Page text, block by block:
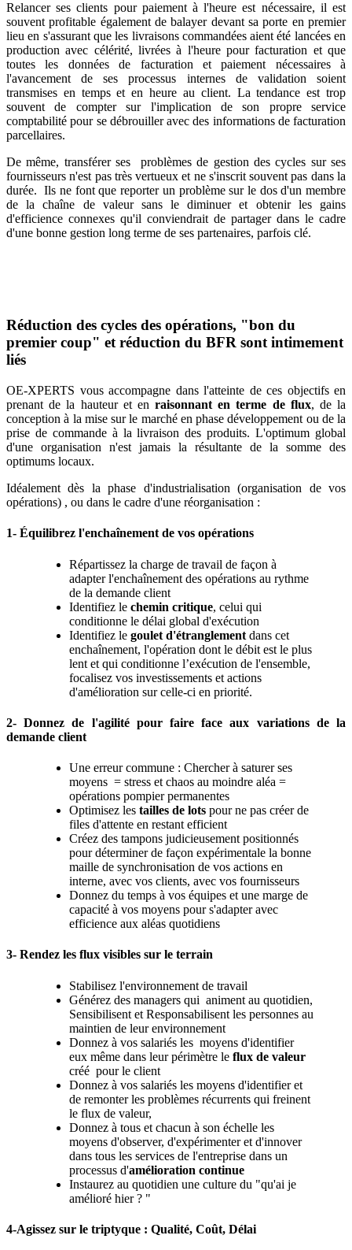
Relancer ses clients pour paiement à l'heure est nécessaire, il est
souvent profitable également de balayer devant sa porte en premier
lieu en s'assurant que les livraisons commandées aient été lancées en
production avec célérité, livrées à l'heure pour facturation et que
toutes les données de facturation et paiement nécessaires à
l'avancement de ses processus internes de validation soient
transmises en temps et en heure au client. La tendance est trop
souvent de compter sur l'implication de son propre service
comptabilité pour se débrouiller avec des informations de facturation
parcellaires.
De même, transférer ses problèmes de gestion des cycles sur ses
fournisseurs n'est pas très vertueux et ne s'inscrit souvent pas dans la
durée. Ils ne font que reporter un problème sur le dos d'un membre
de la chaîne de valeur sans le diminuer et obtenir les gains
d'efficience connexes qu'il conviendrait de partager dans le cadre
d'une bonne gestion long terme de ses partenaires, parfois clé.
Réduction des cycles des opérations, "bon du
premier coup" et réduction du BFR sont intimement
liés
OE-XPERTS vous accompagne dans l'atteinte de ces objectifs en
prenant de la hauteur et en raisonnant en terme de flux, de la
conception à la mise sur le marché en phase développement ou de la
prise de commande à la livraison des produits. L'optimum global
d'une organisation n'est jamais la résultante de la somme des
optimums locaux.
Idéalement dès la phase d'industrialisation (organisation de vos
opérations) , ou dans le cadre d'une réorganisation :
1- Équilibrez l'enchaînement de vos opérations
Répartissez la charge de travail de façon à
adapter l'enchaînement des opérations au rythme
de la demande client
Identifiez le chemin critique, celui qui
conditionne le délai global d'exécution
Identifiez le goulet d'étranglement dans cet
enchaînement, l'opération dont le débit est le plus
lent et qui conditionne l’exécution de l'ensemble,
focalisez vos investissements et actions
d'amélioration sur celle-ci en priorité.
2- Donnez de l'agilité pour faire face aux variations de la
demande client
Une erreur commune : Chercher à saturer ses
moyens = stress et chaos au moindre aléa =
opérations pompier permanentes
Optimisez les tailles de lots pour ne pas créer de
files d'attente en restant efficient
Créez des tampons judicieusement positionnés
pour déterminer de façon expérimentale la bonne
maille de synchronisation de vos actions en
interne, avec vos clients, avec vos fournisseurs
Donnez du temps à vos équipes et une marge de
capacité à vos moyens pour s'adapter avec
efficience aux aléas quotidiens
3- Rendez les flux visibles sur le terrain
Stabilisez l'environnement de travail
Générez des managers qui animent au quotidien,
Sensibilisent et Responsabilisent les personnes au
maintien de leur environnement
Donnez à vos salariés les moyens d'identifier
eux même dans leur périmètre le flux de valeur
créé pour le client
Donnez à vos salariés les moyens d'identifier et
de remonter les problèmes récurrents qui freinent
le flux de valeur,
Donnez à tous et chacun à son échelle les
moyens d'observer, d'expérimenter et d'innover
dans tous les services de l'entreprise dans un
processus d'amélioration continue
Instaurez au quotidien une culture du "qu'ai je
amélioré hier ? "
4-Agissez sur le triptyque : Qualité, Coût, Délai